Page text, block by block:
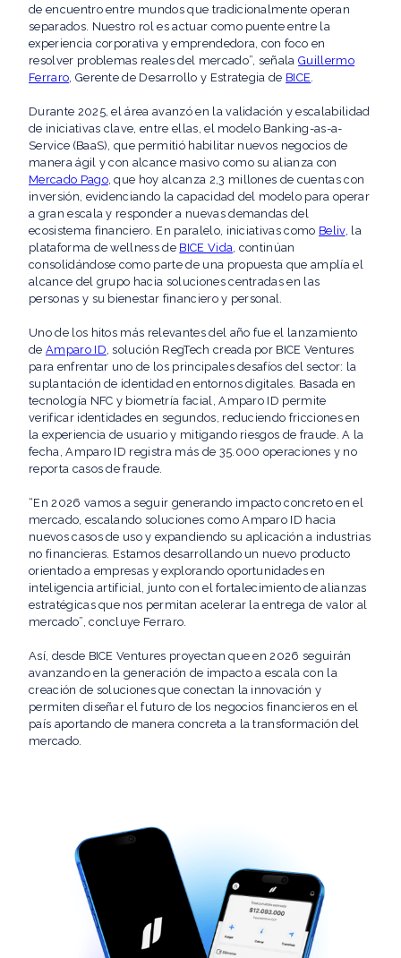
de encuentro entre mundos que tradicionalmente operan
separados. Nuestro rol es actuar como puente entre la
experiencia corporativa y emprendedora, con foco en
resolver problemas reales del mercado”, señalaGuillermo
Ferraro , Gerente de Desarrollo y Estrategia de BICE
Durante 2025, el área avanzó en la validación y escalabilidad
de iniciativas clave, entre ellas, el modelo Banking-as-a-
Service (BaaS), que permitió habilitar nuevos negocios de
manera ágil y con alcance masivo como su alianza con
Mercado Pago, que hoy alcanza 2,3 millones de cuentas con
inversión, evidenciando la capacidad del modelo para operar
a gran escala y responder a nuevas demandas del
ecosistema financiero. En paralelo, iniciativas como Beliv, la
plataforma de wellness de BICE Vida , continúan
consolidándose como parte de una propuesta que amplía el
alcance del grupo hacia soluciones centradas en las
personas y su bienestar financiero y personal.
Uno de los hitos más relevantes del año fue el lanzamiento
de Amparo ID , solución RegTech creada por BICE Ventures
para enfrentar uno de los principales desafíos del sector: la
suplantación de identidad en entornos digitales. Basada en
tecnología NFC y biometría facial, Amparo ID permite
verificar identidades en segundos, reduciendo fricciones en
la experiencia de usuario y mitigando riesgos de fraude. A la
fecha, Amparo ID registra más de 35.000 operaciones y no
reporta casos de fraude.
“En 2026 vamos a seguir generando impacto concreto en el
mercado, escalando soluciones como Amparo ID hacia
nuevos casos de uso y expandiendo su aplicación a industrias
no financieras. Estamos desarrollando un nuevo producto
orientado a empresas y explorando oportunidades en
inteligencia artificial, junto con el fortalecimiento de alianzas
estratégicas que nos permitan acelerar la entrega de valor al
mercado”, concluye Ferraro.
Así, desde BICE Ventures proyectan que en 2026 seguirán
avanzando en la generación de impacto a escala con la
creación de soluciones que conectan la innovación y
permiten diseñar el futuro de los negocios financieros en el
país aportando de manera concreta a la transformación del
mercado.